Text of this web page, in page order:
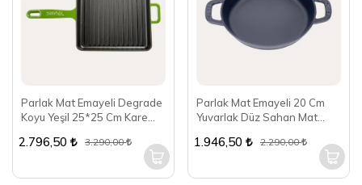
Parlak Mat Emayeli Degrade
Koyu Yeşil 25*25 Cm Kare
2.796,50 3.290,00
Parlak Mat Emayeli 20 Cm
Yuvarlak Düz Sahan Mat
1.946,50 2.290,00